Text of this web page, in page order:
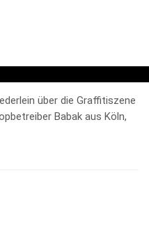
über die Graffitiszene
Babak aus Köln,